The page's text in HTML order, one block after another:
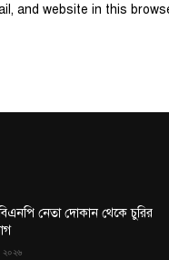
and website in this
নেতা দোকান থেকে চুরির